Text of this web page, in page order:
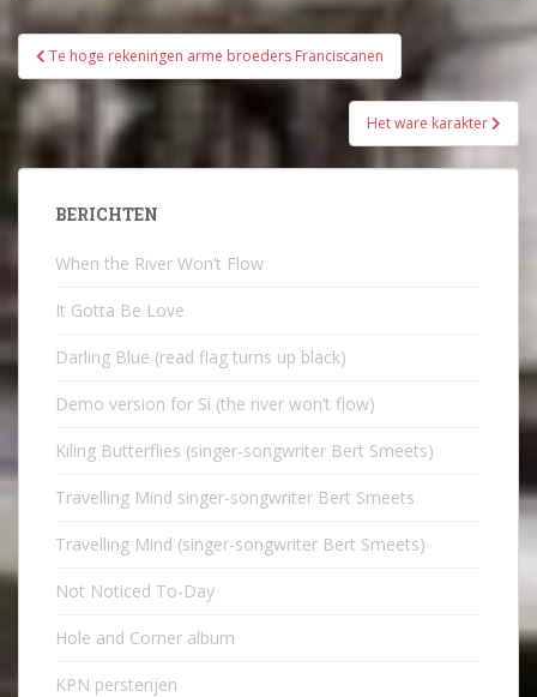
Bericht
navigatie
Te hoge rekeningen arme broeders Franciscanen
Het ware karakter
BERICHTEN
When the River Won’t Flow
It Gotta Be Love
Darling Blue (read flag turns up black)
Demo version for Si (the river won’t flow)
Kiling Butterflies (singer-songwriter Bert Smeets)
Travelling Mind singer-songwriter Bert Smeets
Travelling Mind (singer-songwriter Bert Smeets)
Not Noticed To-Day
Hole and Corner album
KPN persterijen